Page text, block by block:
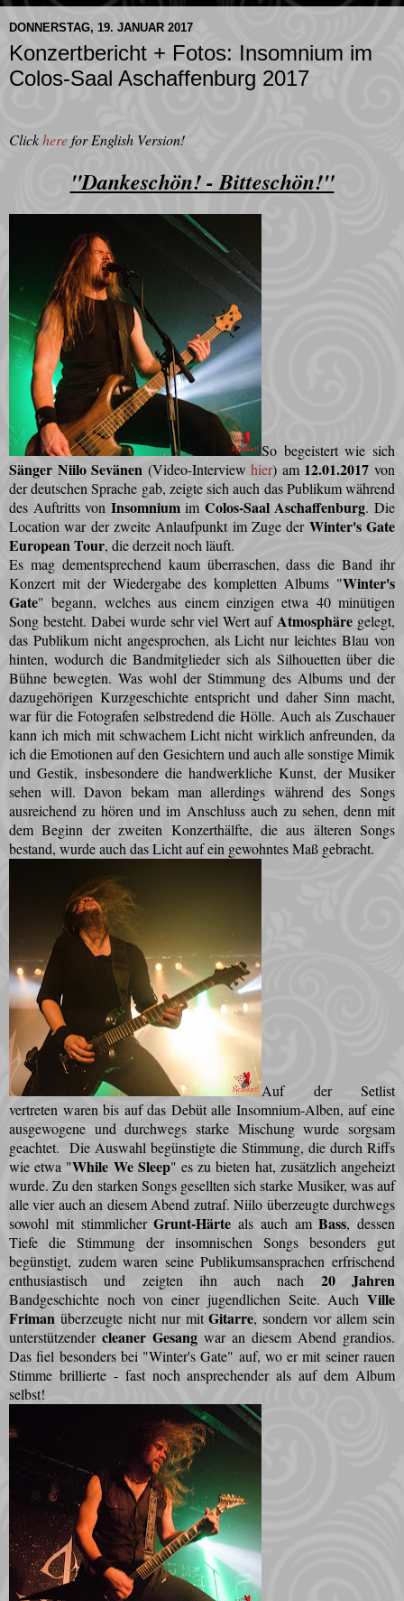
DONNERSTAG, 19. JANUAR 2017
Konzertbericht + Fotos: Insomnium im
Colos-Saal Aschaffenburg 2017
Clickherefor English Version!
"Dankeschön! - Bitteschön!"
So begeistert wie sich
Sänger Niilo Sevänen (Video-Interviewhier) am 12.01.2017 von
der deutschen Sprache gab, zeigte sich auch das Publikum während
des Auftritts von Insomniumim Colos-Saal Aschaffenburg. Die
Location war der zweite Anlaufpunkt im Zuge der Winter's Gate
European Tour, die derzeit noch läuft.
Es mag dementsprechend kaum überraschen, dass die Band ihr
Konzert mit der Wiedergabe des kompletten Albums "Winter's
Gate" begann, welches aus einem einzigen etwa 40 minütigen
Song besteht. Dabei wurde sehr viel Wert auf Atmosphäre gelegt,
das Publikum nicht angesprochen, als Licht nur leichtes Blau von
hinten, wodurch die Bandmitglieder sich als Silhouetten über die
Bühne bewegten. Was wohl der Stimmung des Albums und der
dazugehörigen Kurzgeschichte entspricht und daher Sinn macht,
war für die Fotografen selbstredend die Hölle. Auch als Zuschauer
kann ich mich mit schwachem Licht nicht wirklich anfreunden, da
ich die Emotionen auf den Gesichtern und auch alle sonstige Mimik
und Gestik, insbesondere die handwerkliche Kunst, der Musiker
sehen will. Davon bekam man allerdings während des Songs
ausreichend zu hören und im Anschluss auch zu sehen, denn mit
dem Beginn der zweiten Konzerthälfte, die aus älteren Songs
bestand, wurde auch das Licht auf ein gewohntes Maß gebracht.
Auf der Setlist
vertreten waren bis auf das Debüt alle Insomnium-Alben, auf eine
ausgewogene und durchwegs starke Mischung wurde sorgsam
geachtet. Die Auswahl begünstigte die Stimmung, die durch Riffs
wie etwa "While We Sleep" es zu bieten hat, zusätzlich angeheizt
wurde. Zu den starken Songs gesellten sich starke Musiker, was auf
alle vier auch an diesem Abend zutraf. Niilo überzeugte durchwegs
sowohl mit stimmlicherGrunt-Härte als auch amBass, dessen
Tiefe die Stimmung der insomnischen Songs besonders gut
begünstigt, zudem waren seine Publikumsansprachen erfrischend
enthusiastisch und zeigten ihn auch nach 20 Jahren
Bandgeschichte noch von einer jugendlichen Seite. Auch Ville
Friman überzeugte nicht nur mitGitarre, sondern vor allem sein
unterstützender cleaner Gesang war an diesem Abend grandios.
Das fiel besonders bei "Winter's Gate" auf, wo er mit seiner rauen
Stimme brillierte - fast noch ansprechender als auf dem Album
selbst!